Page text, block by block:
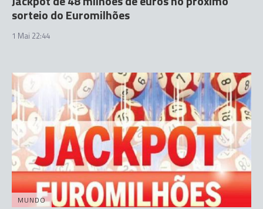
sorteio do Euromilhões
1 Mai 22:44
MUNDO